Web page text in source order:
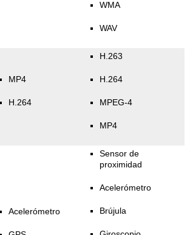
WMA
WAV
MP4
H.264
H.263
H.264
MPEG-4
MP4
Acelerómetro
Sensor de
proximidad
Acelerómetro
Brújula